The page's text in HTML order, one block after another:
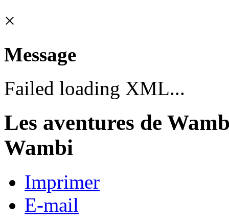
×
Message
Failed loading XML...
Les aventures de
Wambi
Imprimer
E-mail